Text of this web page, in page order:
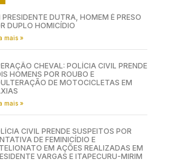
PRESIDENTE DUTRA, HOMEM É PRESO
DUPLO HOMICÍDIO
mais »
CHEVAL: POLÍCIA CIVIL PRENDE
HOMENS POR ROUBO E
DE MOTOCICLETAS EM
mais »
CIVIL PRENDE SUSPEITOS POR
DE FEMINICÍDIO E
EM AÇÕES REALIZADAS EM
VARGAS E ITAPECURU-MIRIM